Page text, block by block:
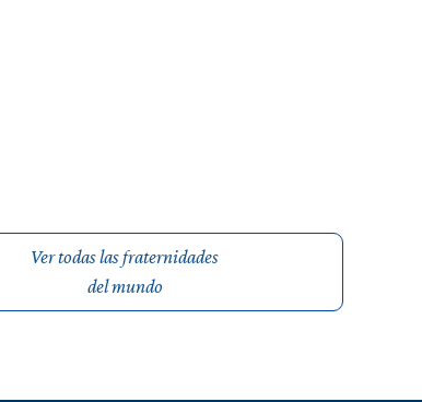
Ver todas las fraternidades
del mundo